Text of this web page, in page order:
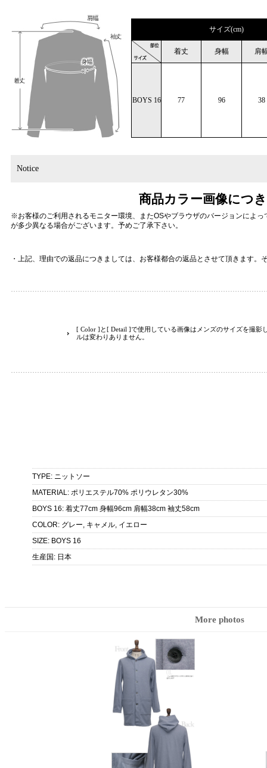
サイズ(cm)
着丈 身幅 肩
BOYS 16 77 96 38
Notice
商品カラー画像につ
※お客様のご利用されるモニター環境、またOSやブラウザのバージョンによ
が多少異なる場合がございます。予めご了承下さい。
・上記、理由での返品につきましては、お客様都合の返品とさせて頂きます。
[ Color ]と[ Detail ]で使用している画像はメンズのサイズを撮影
ルは変わりありません。
TYPE: ニットソー
MATERIAL: ポリエステル70% ポリウレタン30%
BOYS 16: 着丈77cm 身幅96cm 肩幅38cm 袖丈58cm
COLOR: グレー, キャメル, イエロー
SIZE: BOYS 16
生産国 : 日本
More photos